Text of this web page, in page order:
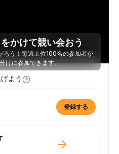
をかけて競い会おう
ろう！毎週上位100名の参加者が
けに参加できます。
よう
登録する